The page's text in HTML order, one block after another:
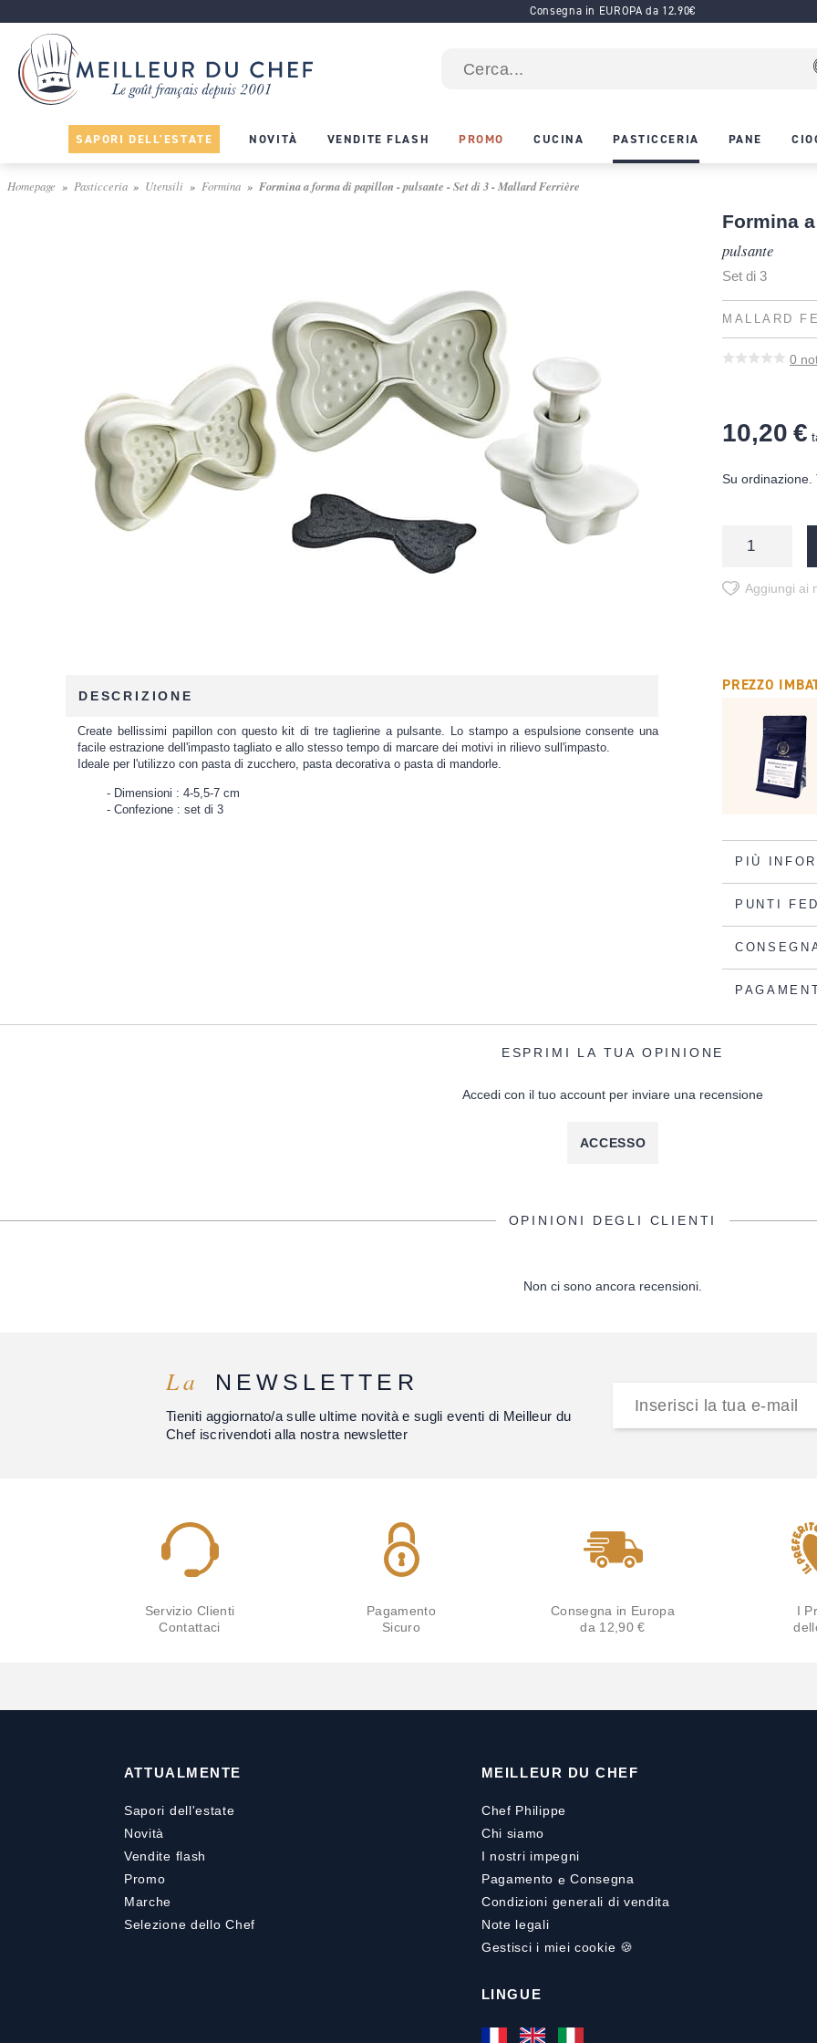
Consegna in EUROPA da 12.90€
SAPORI DELL'ESTATE NOVITÀ VENDITE FLASH PROMO CUCINA PASTICCERIA PANE
Homepage Pasticceria Utensili Formina Formina a forma di papillon - pulsante - Set di 3 - Mallard Ferrière
Formina
pulsante
Set di 3
MALLARD
0
10,20 €
Su ordinazione.
Aggiungi ai
DESCRIZIONE
Create bellissimi papillon con questo kit di tre taglierine a pulsante. Lo stampo a espulsione consente una
facile estrazione dell'impasto tagliato e allo stesso tempo di marcare dei motivi in rilievo sull'impasto.
Ideale per l'utilizzo con pasta di zucchero, pasta decorativa o pasta di mandorle.
Dimensioni : 4-5,5-7 cm
Confezione : set di 3
PREZZO
PIÙ
PUNTI
ESPRIMI LA TUA OPINIONE
Accedi con il tuo account per inviare una recensione
ACCESSO
OPINIONI DEGLI CLIENTI
Non ci sono ancora recensioni.
La NEWSLETTER
Tieniti aggiornato/a sulle ultime novità e sugli eventi di Meilleur du
Chef iscrivendoti alla nostra newsletter
Servizio Clienti
Contattaci
Pagamento
Sicuro
Consegna in Europa
da 12,90 €
I
ATTUALMENTE
Sapori dell'estate
Novità
Vendite flash
Promo
Marche
Selezione dello Chef
MEILLEUR DU CHEF
Chef Philippe
Chi siamo
I nostri impegni
Pagamento eConsegna
Condizioni generali di vendita
Note legali
Gestisci i miei cookie 🍪
LINGUE